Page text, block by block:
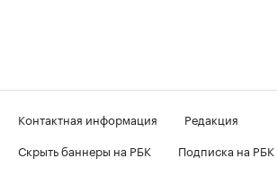
Контактная информация
Редакция
Скрыть баннеры на РБК
Подписка на РБК